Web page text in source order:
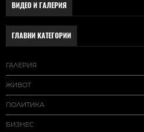
ВИДЕО И ГАЛЕРИЯ
ГЛАВНИ КАТЕГОРИИ
ГАЛЕРИЯ
ЖИВОТ
ПОЛИТИКА
БИЗНЕС